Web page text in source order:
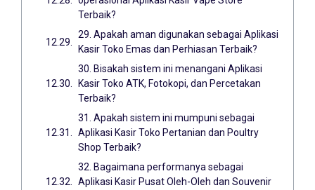
Terbaik?
29. Apakah aman digunakan sebagai Aplikasi
Kasir Toko Emas dan Perhiasan Terbaik?
30. Bisakah sistem ini menangani Aplikasi
Kasir Toko ATK, Fotokopi, dan Percetakan
Terbaik?
31. Apakah sistem ini mumpuni sebagai
Aplikasi Kasir Toko Pertanian dan Poultry
Shop Terbaik?
32. Bagaimana performanya sebagai
Aplikasi Kasir Pusat Oleh-Oleh dan Souvenir